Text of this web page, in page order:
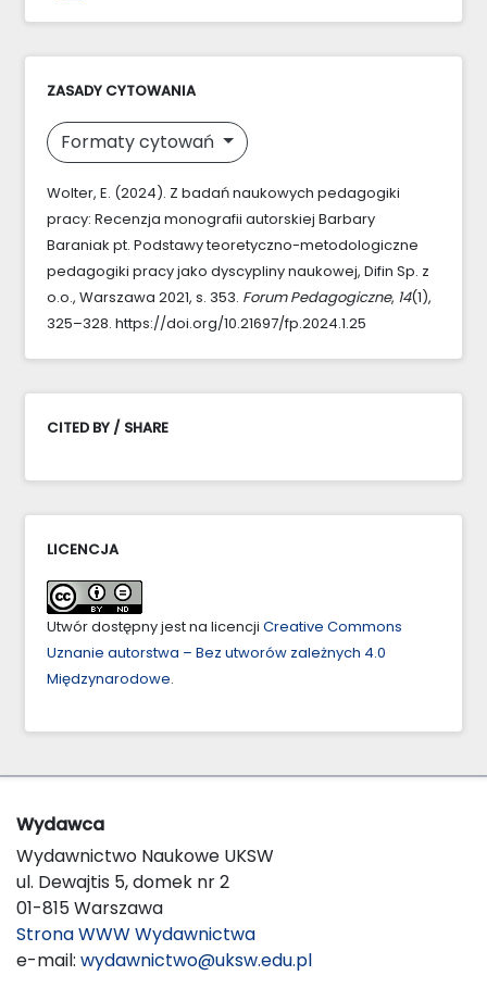
ZASADY CYTOWANIA
Formaty cytowań
Wolter, E. (2024). Z badań naukowych pedagogiki
pracy: Recenzja monografii autorskiej Barbary
Baraniak pt. Podstawy teoretyczno-metodologiczne
pedagogiki pracy jako dyscypliny naukowej, Difin Sp. z
o.o., Warszawa 2021, s. 353. Forum Pedagogiczne, 14(1),
325–328. https://doi.org/10.21697/fp.2024.1.25
CITED BY / SHARE
LICENCJA
Utwór dostępny jest na licencji Creative Commons
Uznanie autorstwa – Bez utworów zależnych 4.0
Międzynarodowe.
Wydawca
Wydawnictwo Naukowe UKSW
ul. Dewajtis 5, domek nr 2
01-815 Warszawa
Strona WWW Wydawnictwa
e-mail: wydawnictwo@uksw.edu.pl